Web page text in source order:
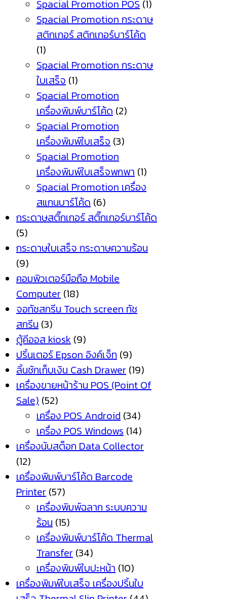
Spacial Promotion POS (1)
Spacial Promotion กระดาษ
สติกเกอร์ สติกเกอร์บาร์โค้ด
(1)
Spacial Promotion กระดาษ
ใบเสร็จ (1)
Spacial Promotion
เครื่องพิมพ์บาร์โค้ด (2)
Spacial Promotion
เครื่องพิมพ์ใบเสร็จ (3)
Spacial Promotion
เครื่องพิมพ์ใบเสร็จพกพา (1)
Spacial Promotion เครื่อง
สแกนบาร์โค้ด (6)
กระดาษสติ๊กเกอร์ สติ๊กเกอร์บาร์โค้ด
(5)
กระดาษใบเสร็จ กระดาษความร้อน
(9)
คอมพิวเตอร์มือถือ Mobile
Computer (18)
จอทัชสกรีน Touch screen ทัช
สกรีน (3)
ตู้คีออส kiosk (9)
ปริ้นเตอร์ Epson อิงค์เจ็ท (9)
ลิ้นชักเก็บเงิน Cash Drawer (19)
เครื่องขายหน้าร้าน POS (Point Of
Sale) (52)
เครื่อง POS Android (34)
เครื่อง POS Windows (14)
เครื่องนับสต็อก Data Collector
(12)
เครื่องพิมพ์บาร์โค้ด Barcode
Printer (57)
เครื่องพิมพ์ฉลาก ระบบความ
ร้อน (15)
เครื่องพิมพ์บาร์โค้ด Thermal
Transfer (34)
เครื่องพิมพ์ใบปะหน้า (10)
เครื่องพิมพ์ใบเสร็จ เครื่องปริ้นใบ